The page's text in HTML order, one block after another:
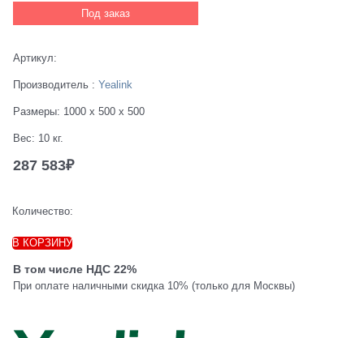
Под заказ
Артикул:
Производитель : Yealink
Размеры: 1000 x 500 x 500
Вес: 10 кг.
287 583₽
Количество:
В КОРЗИНУ
В том числе НДС 22%
При оплате наличными скидка 10% (только для Москвы)